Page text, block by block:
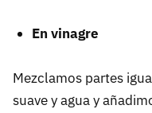
En vinagre
Mezclamos partes
suave y agua y